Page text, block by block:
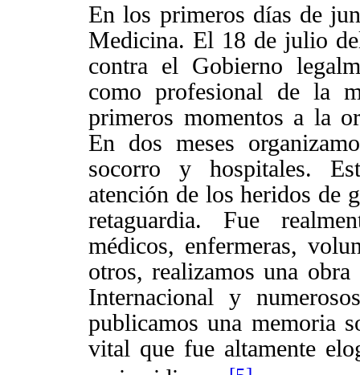
En los primeros días de
Medicina. El 18 de julio
contra el Gobierno
como profesional de la
primeros momentos a la
En dos meses
socorro y hospitales.
atención de los heridos de
retaguardia. Fue
médicos, enfermeras,
otros, realizamos una
Internacional y
publicamos una memoria
vital que fue altamente